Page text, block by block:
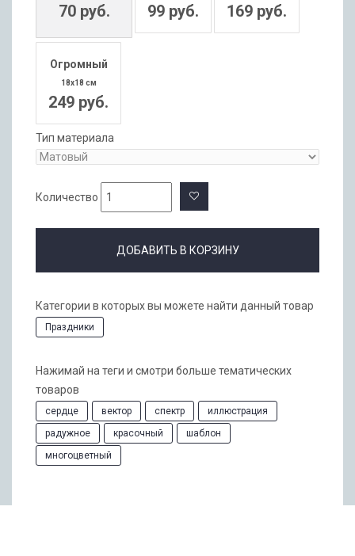
70 руб. 99 руб. 169 руб.
Огромный
18x18 см
249 руб.
Тип материала
Количество
ДОБАВИТЬ В КОРЗИНУ
Категории в которых вы можете найти данный товар
Праздники
Нажимай на теги и смотри больше тематических
товаров
сердце вектор спектр
иллюстрация
радужное
красочный
шаблон
многоцветный